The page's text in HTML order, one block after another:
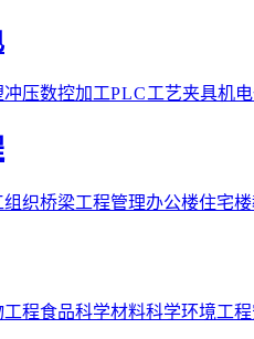
冲压数控加工PLC工艺夹具机
组织桥梁工程管理办公楼住宅楼
工程食品科学材料科学环境工程